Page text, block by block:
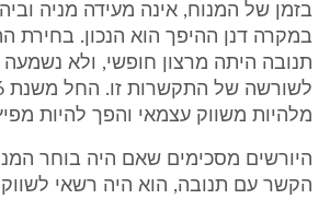
בזמן של המנוח, אינה מעידה מניה וביה
במקרה דנן ההיפך הוא הנכון. בחירת
תנובה היתה מרצון חופשי, ולא
מלהיות משווק עצמאי והפך להיות
היורשים מסכימים שאם היה בוחר
הקשר עם תנובה, הוא היה רשאי לשווק